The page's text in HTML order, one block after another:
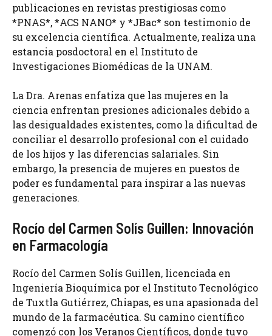
publicaciones en revistas prestigiosas como
*PNAS*, *ACS NANO* y *JBac* son testimonio de
su excelencia científica. Actualmente, realiza una
estancia posdoctoral en el Instituto de
Investigaciones Biomédicas de la UNAM.
La Dra. Arenas enfatiza que las mujeres en la
ciencia enfrentan presiones adicionales debido a
las desigualdades existentes, como la dificultad de
conciliar el desarrollo profesional con el cuidado
de los hijos y las diferencias salariales. Sin
embargo, la presencia de mujeres en puestos de
poder es fundamental para inspirar a las nuevas
generaciones.
Rocío del Carmen Solís Guillen: Innovación
en Farmacología
Rocío del Carmen Solís Guillen, licenciada en
Ingeniería Bioquímica por el Instituto Tecnológico
de Tuxtla Gutiérrez, Chiapas, es una apasionada del
mundo de la farmacéutica. Su camino científico
comenzó con los Veranos Científicos, donde tuvo